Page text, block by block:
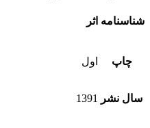
شناسنامه اثر
چاپ اول
سال نشر 1391